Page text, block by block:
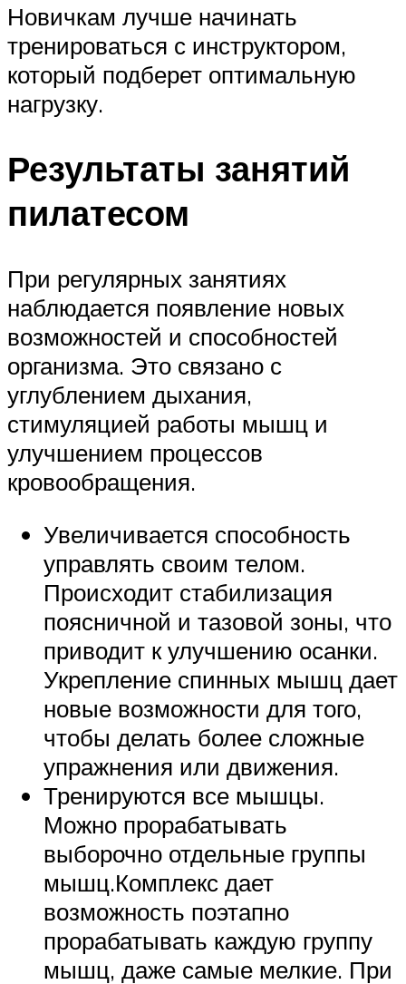
Новичкам лучше начинать
тренироваться с инструктором,
который подберет оптимальную
нагрузку.
Результаты занятий
пилатесом
При регулярных занятиях
наблюдается появление новых
возможностей и способностей
организма. Это связано с
углублением дыхания,
стимуляцией работы мышц и
улучшением процессов
кровообращения.
Увеличивается способность
управлять своим телом.
Происходит стабилизация
поясничной и тазовой зоны, что
приводит к улучшению осанки.
Укрепление спинных мышц дает
новые возможности для того,
чтобы делать более сложные
упражнения или движения.
Тренируются все мышцы.
Можно прорабатывать
выборочно отдельные группы
мышц.Комплекс дает
возможность поэтапно
прорабатывать каждую группу
мышц, даже самые мелкие. При